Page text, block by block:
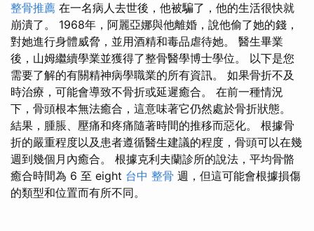
整骨推薦 在一名病人去世後，他被騙了，他的生活很快就
崩潰了。 1968年，阿麗亞娜與他離婚，說他偷了她的錢，
對她進行身體威脅，並用酒精和毒品虐待她。 醫生畢業
後，山姆繼續學業並獲得了整骨醫學博士學位。 以下是您
需要了解的有關精神病學職業的所有資訊。 如果骨折不及
時治療，可能會導致不骨折或延遲癒合。 在前一種情況
下，骨頭根本無法癒合，這意味著它仍然處於骨折狀態。
結果，腫脹、壓痛和疼痛隨著時間的推移而惡化。 根據骨
折的嚴重程度以及患者遵循醫生建議的程度，骨頭可以在幾
週到幾個月內癒合。 根據克利夫蘭診所的說法，平均骨骼
癒合時間為 6 至 eight 台中 整骨 週，但這可能會根據損傷
的類型和位置而有所不同。